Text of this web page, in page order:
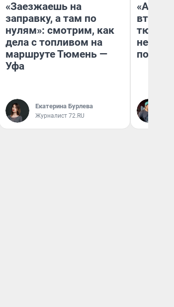
«Заезжаешь на
заправку, а там по
нулям»: смотрим, как
дела с топливом на
маршруте Тюмень —
Уфа
Екатерина Бурлева
Журналист 72.RU